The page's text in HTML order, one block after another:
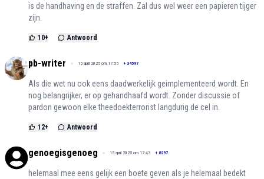
is de handhaving en de straffen. Zal dus wel weer een papieren tijger
zijn.
10+ Antwoord
pb-writer 15 april 2025 om 17:55 + 34597
Als die wet nu ook eens daadwerkelijk geimplementeerd wordt. En
nog belangrijker, er op gehandhaafd wordt. Zonder discussie of
pardon gewoon elke theedoekterrorist langdurig de cel in.
12+ Antwoord
genoegisgenoeg 15 april 2025 om 17:43 + 8297
helemaal mee eens gelijk een boete geven als je helemaal bedekt